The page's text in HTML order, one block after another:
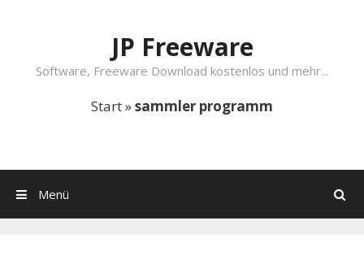
JP Freeware
Software, Freeware Download kostenlos und mehr...
Start»sammler programm
Suchen
Menü